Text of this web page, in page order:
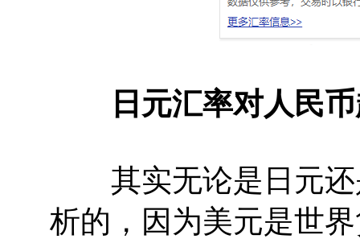
日元汇率对人民币
其实无论是日元还
析的，因为美元是世